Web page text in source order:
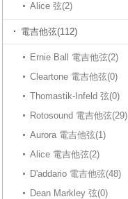
Alice 弦(2)
電吉他弦(112)
Ernie Ball 電吉他弦(2)
Cleartone 電吉他弦(0)
Thomastik-Infeld 弦(0)
Rotosound 電吉他弦(29)
Aurora 電吉他弦(1)
Alice 電吉他弦(2)
D'addario 電吉他弦(48)
Dean Markley 弦(0)